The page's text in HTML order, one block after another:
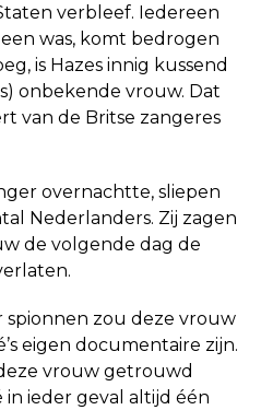
verbleef. Iedereen
was, komt bedrogen
is Hazes innig kussend
onbekende vrouw. Dat
van de Britse zangeres
overnachtte, sliepen
Nederlanders. Zij zagen
de volgende dag de
spionnen zou deze vrouw
eigen documentaire zijn.
vrouw getrouwd
in ieder geval altijd één